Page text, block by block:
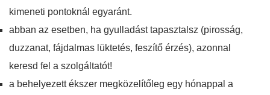
kimeneti pontoknál egyaránt.
abban az esetben, ha gyulladást tapasztalsz (pirosság,
duzzanat, fájdalmas lüktetés, feszítő érzés), azonnal
keresd fel a szolgáltatót!
a behelyezett ékszer megközelítőleg egy hónappal a